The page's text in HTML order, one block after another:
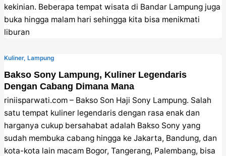
kekinian. Beberapa tempat wisata di Bandar Lampung juga
buka hingga malam hari sehingga kita bisa menikmati
liburan
Kuliner, Lampung
Bakso Sony Lampung, Kuliner Legendaris
Dengan Cabang Dimana Mana
riniisparwati.com – Bakso Son Haji Sony Lampung. Salah
satu tempat kuliner legendaris dengan rasa enak dan
harganya cukup bersahabat adalah Bakso Sony yang
sudah membuka cabang hingga ke Jakarta, Bandung, dan
kota-kota lain macam Bogor, Tangerang, Palembang, bisa